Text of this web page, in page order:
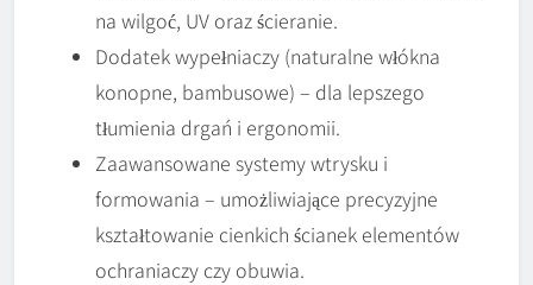
na wilgoć, UV oraz ścieranie.
Dodatek wypełniaczy (naturalne włókna
konopne, bambusowe) – dla lepszego
tłumienia drgań i ergonomii.
Zaawansowane systemy wtrysku i
formowania – umożliwiające precyzyjne
kształtowanie cienkich ścianek elementów
ochraniaczy czy obuwia.